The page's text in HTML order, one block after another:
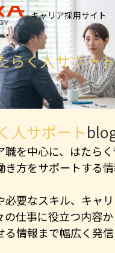
キャリア採用サイト
らく人サポート
人サポート
職を中心に、はたら
き方をサポートする
必要なスキル、キャ
の仕事に役立つ内容
る情報まで幅広く発